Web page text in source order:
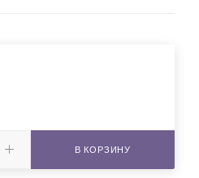
В КОРЗИНУ